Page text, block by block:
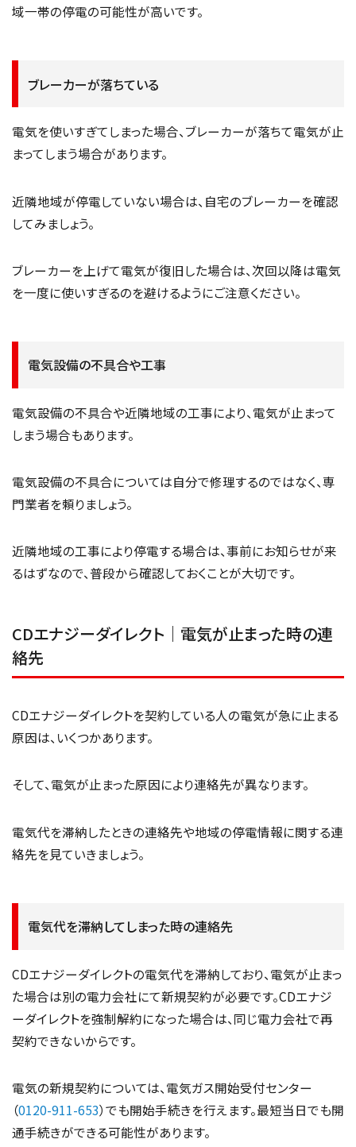
域一帯の停電の可能性が高いです。
ブレーカーが落ちている
電気を使いすぎてしまった場合、ブレーカーが落ちて電気が止
まってしまう場合があります。
近隣地域が停電していない場合は、自宅のブレーカーを確認
してみましょう。
ブレーカーを上げて電気が復旧した場合は、次回以降は電気
を一度に使いすぎるのを避けるようにご注意ください。
電気設備の不具合や工事
電気設備の不具合や近隣地域の工事により、電気が止まって
しまう場合もあります。
電気設備の不具合については自分で修理するのではなく、専
門業者を頼りましょう。
近隣地域の工事により停電する場合は、事前にお知らせが来
るはずなので、普段から確認しておくことが大切です。
CDエナジーダイレクト｜電気が止まった時の連
絡先
CDエナジーダイレクトを契約している人の電気が急に止まる
原因は、いくつかあります。
そして、電気が止まった原因により連絡先が異なります。
電気代を滞納したときの連絡先や地域の停電情報に関する連
絡先を見ていきましょう。
電気代を滞納してしまった時の連絡先
CDエナジーダイレクトの電気代を滞納しており、電気が止まっ
た場合は別の電力会社にて新規契約が必要です。CDエナジ
ーダイレクトを強制解約になった場合は、同じ電力会社で再
契約できないからです。
電気の新規契約については、電気ガス開始受付センター
（0120-911-653）でも開始手続きを行えます。最短当日でも開
通手続きができる可能性があります。